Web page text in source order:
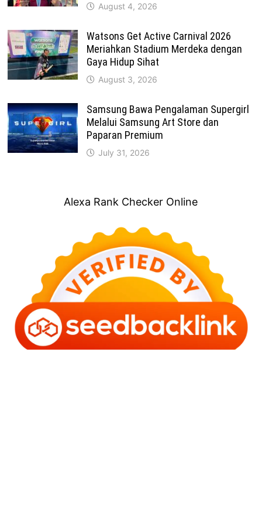
August 4, 2026
Watsons Get Active Carnival 2026
Meriahkan Stadium Merdeka dengan
Gaya Hidup Sihat
August 3, 2026
Samsung Bawa Pengalaman Supergirl
Melalui Samsung Art Store dan
Paparan Premium
July 31, 2026
Alexa Rank Checker Online